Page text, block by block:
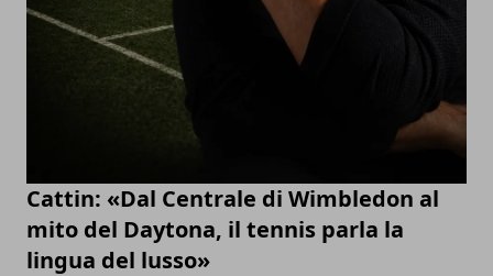
Cattin: «Dal Centrale di Wimbledon al
mito del Daytona, il tennis parla la
lingua del lusso»